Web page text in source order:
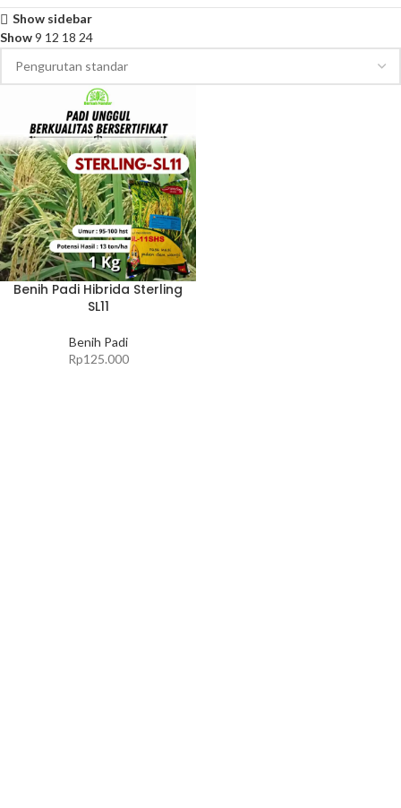
Show sidebar
Show9 12 18 24
Benih Padi Hibrida Sterling
SL11
Benih Padi
Rp125.000